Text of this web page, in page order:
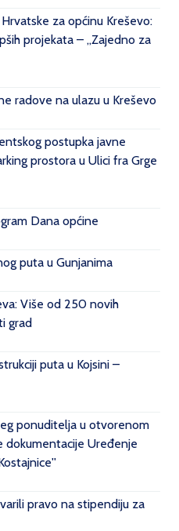
za općinu Kreševo:
projekata – „Zajedno za
radove na ulazu u Kreševo
postupka javne
prostora u Ulici fra Grge
Dana općine
puta u Gunjanima
Više od 250 novih
grad
puta u Kojsini –
ponuditelja u otvorenom
dokumentacije Uređenje
pravo na stipendiju za